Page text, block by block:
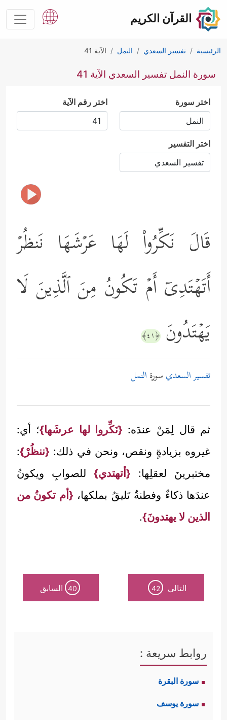
القرآن الكريم
الرئيسية تفسير السعدي النمل الآية 41
سورة النمل تفسير السعدي الآية 41
اختر سورة اختر رقم الآية
اختر التفسير
قَالَ نَكِّرُواْ لَهَا عَرۡشَهَا نَنظُرۡ
أَتَهۡتَدِیۤ أَمۡ تَكُونُ مِنَ ٱلَّذِینَ لَا
یَهۡتَدُونَ ﴿٤١﴾
تفسير السعدي سورة النمل
ثم قال لِمَنْ عندَه: {نَكِّروا لها عرشَها}؛ أي:
غيروه بزيادةٍ ونقص، ونحن في ذلك: {ننظُرْ}:
مختبرينَ لعقلِها: {أتهتدي} للصوابِ ويكونُ
عندَها ذكاءٌ وفطنةٌ تَليقُ بملكها، {أم تكونُ من
الذين لا يهتدونَ}.
التالي 42
40 السابق
روابط سريعة :
سورة البقرة
سورة يوسف